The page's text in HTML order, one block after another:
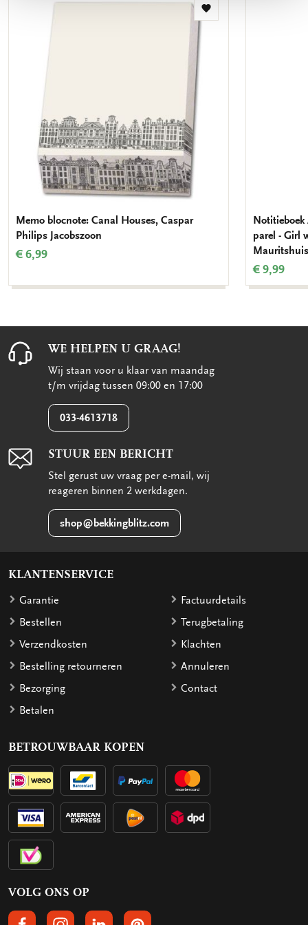
Toevoegen
Memo blocnote: Canal Houses, Caspar
Philips Jacobszoon
€ 6,99
parel - Girl
Mauritshuis
€ 9,99
WE HELPEN U GRAAG!
Wij staan voor u klaar van maandag
t/m vrijdag tussen 09:00 en 17:00
033-4613718
STUUR EEN BERICHT
Stel gerust uw vraag per e-mail, wij
reageren binnen 2 werkdagen.
shop@bekkingblitz.com
KLANTENSERVICE
Garantie
Bestellen
Verzendkosten
Bestelling retourneren
Bezorging
Betalen
Factuurdetails
Terugbetaling
Klachten
Annuleren
Contact
BETROUWBAAR KOPEN
VOLG ONS OP